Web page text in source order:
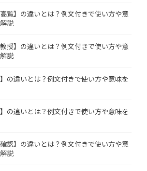
高覧】の違いとは？例文付きで使い方や意
説
教授】の違いとは？例文付きで使い方や意
説
】の違いとは？例文付きで使い方や意味を
】の違いとは？例文付きで使い方や意味を
確認】の違いとは？例文付きで使い方や意
説